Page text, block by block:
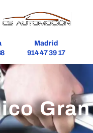
Madrid
914 47 39 17
Gran